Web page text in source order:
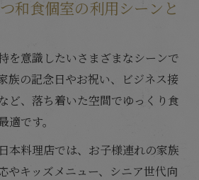
和食個室の利用シーンと
を意識したいさまざまなシーンで
族の記念日やお祝い、ビジネス接
ど、落ち着いた空間でゆっくり食
です。
本料理店では、お子様連れの家族
やキッズメニュー、シニア世代向